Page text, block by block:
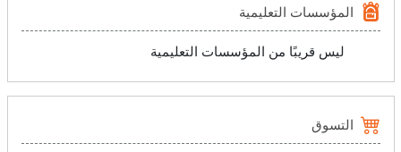
المؤسسات التعليمية
ليس قريبًا من المؤسسات التعليمية
التسوق